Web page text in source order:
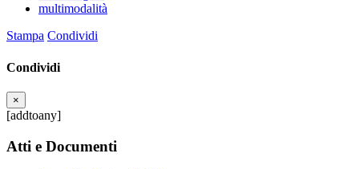
multimodalità
Stampa Condividi
Condividi
×
[addtoany]
Atti e Documenti